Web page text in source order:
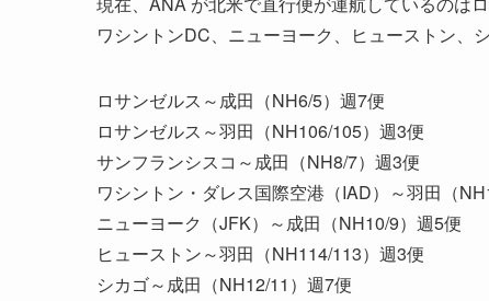
ワシントンDC、ニューヨーク、ヒューストン、
ロサンゼルス～成田（NH6/5）週7便
ロサンゼルス～羽田（NH106/105）週3便
サンフランシスコ～成田（NH8/7）週3便
ワシントン・ダレス国際空港（IAD）～羽田（
ニューヨーク（JFK）～成田（NH10/9）週5便
ヒューストン～羽田（NH114/113）週3便
シカゴ～成田（NH12/11）週7便